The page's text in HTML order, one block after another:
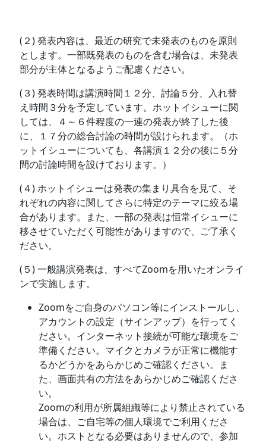
(２) 発表内容は、最近の研究で未発表のものを原則
とします。一部既発表のものを含む場合は、未発表
部分が主体となるようご配慮ください。
(３) 発表時間は講演時間１２分、討論５分、入れ替
え時間３分を予定しています。ホットイシューに関
しては、４～６件程度の一連の発表が終了した後
に、１７分の総合討論の時間が設けられます。（ホ
ットイシューについても、各講演１２分の後に５分
間の討論時間を設けております。）
(４) ホットイシューは発表の集まり具合を見て、そ
れぞれの内容に関してさらに特定のテーマに絞る場
合があります。また、一部の発表は恒常イシューに
移させていただく可能性がありますので、ご了承く
ださい。
(５) 一般講演発表は、すべてZoomを用いたオンライ
ンで実施します。
Zoomをご自身のパソコン等にインストールし、
アカウントの設定（サインアップ）を行ってく
ださい。インターネット接続が可能な環境をご
準備ください。マイクとカメラが正常に機能す
るかどうかをあらかじめご確認ください。ま
た、画面共有の方法をあらかじめご確認くださ
い。
Zoomの利用が所属組織等により禁止されている
場合は、ご自宅等の個人環境でご利用くださ
い。ホストとなる必要はありませんので、参加